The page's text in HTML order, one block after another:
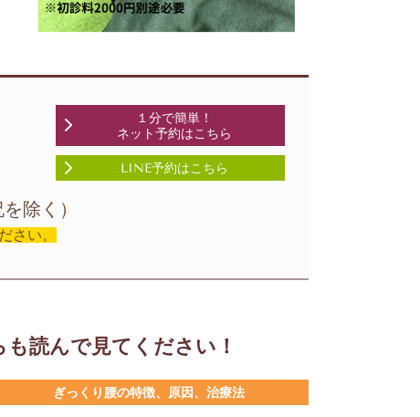
１分で簡単！
ネット予約はこちら
LINE予約はこちら
除く）
さい。
読んで見てください！
ぎっくり腰の特徴、原因、治療法